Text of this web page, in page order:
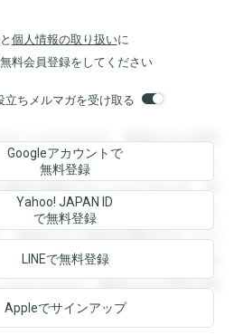
と 個人情報の取り扱いに
料会員登録をしてください
ちメルマガを受け取る
ことができます。登録すると回答
。登録すると回答を閲覧すること
答を閲覧することができます。登
とができます。登録すると回答を
登録すると回答を閲覧することが
を閲覧することができます。登録
ができます。登録すると回答を閲
Googleアカウントで
無料登録
Yahoo! JAPAN ID
で無料登録
LINEで無料登録
Appleでサインアップ